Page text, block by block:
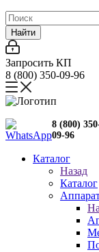
Найти
Запросить КП
8 (800) 350-09-96
8 (800)
09-96
Каталог
Назад
Каталог